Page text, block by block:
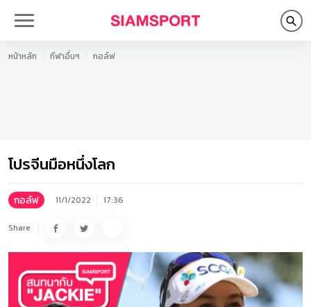
หน้าหลัก กีฬาอื่นๆ กอล์ฟ
โปรจีนมือหนึ่งโลก
กอล์ฟ 11/1/2022 17:36
Share